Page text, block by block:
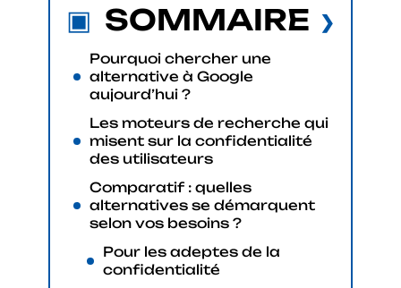
SOMMAIRE
Pourquoi chercher une
alternative à Google
aujourd’hui ?
Les moteurs de recherche qui
misent sur la confidentialité
des utilisateurs
Comparatif : quelles
alternatives se démarquent
selon vos besoins ?
Pour les adeptes de la
confidentialité